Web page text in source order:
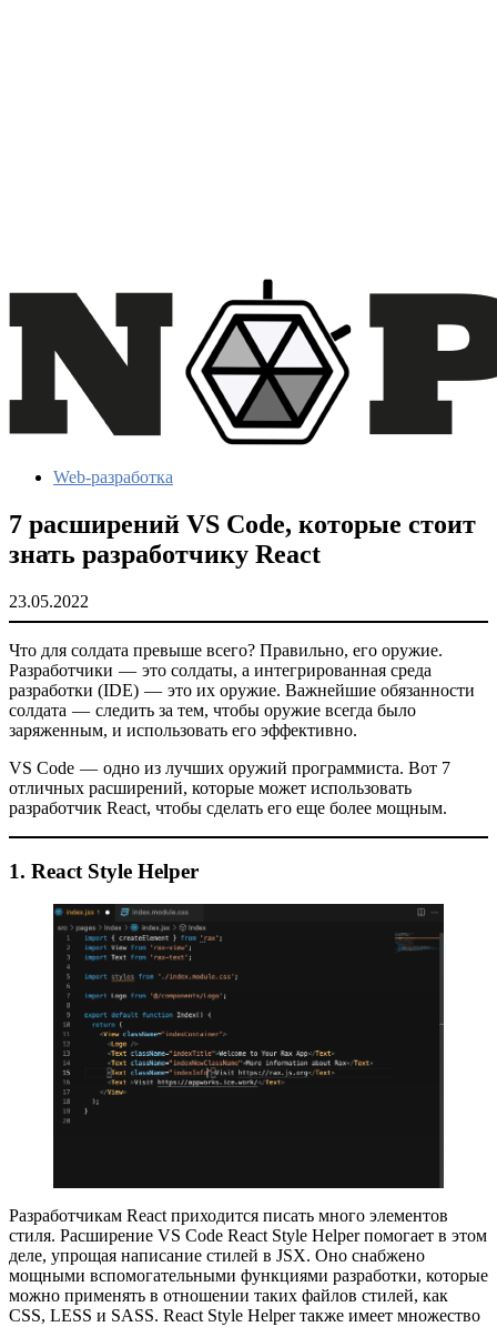
Web-разработка
7 расширений VS Code, которые стоит
знать разработчику React
23.05.2022
Что для солдата превыше всего? Правильно, его оружие.
Разработчики — это солдаты, а интегрированная среда
разработки (IDE) — это их оружие. Важнейшие обязанности
солдата — следить за тем, чтобы оружие всегда было
заряженным, и использовать его эффективно.
VS Code — одно из лучших оружий программиста. Вот 7
отличных расширений, которые может использовать
разработчик React, чтобы сделать его еще более мощным.
1. React Style Helper
Разработчикам React приходится писать много элементов
стиля. Расширение VS Code React Style Helper помогает в этом
деле, упрощая написание стилей в JSX. Оно снабжено
мощными вспомогательными функциями разработки, которые
можно применять в отношении таких файлов стилей, как
CSS, LESS и SASS. React Style Helper также имеет множество